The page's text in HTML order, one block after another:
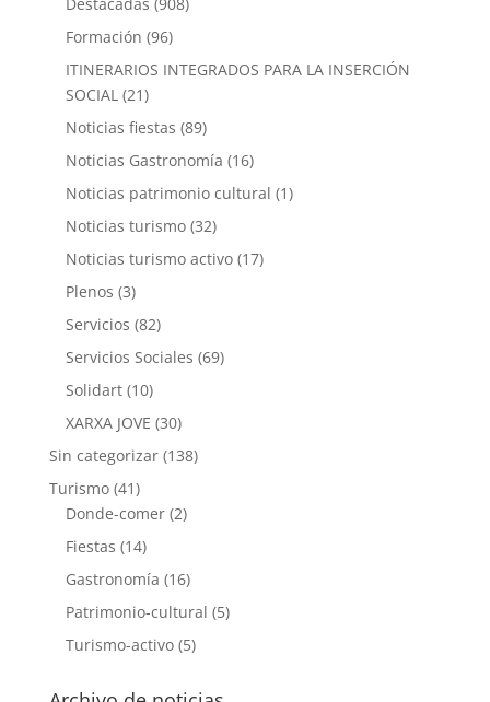
Formación (96)
ITINERARIOS INTEGRADOS PARA LA INSERCIÓN
SOCIAL (21)
Noticias fiestas (89)
Noticias Gastronomía (16)
Noticias patrimonio cultural (1)
Noticias turismo(32)
Noticias turismo activo(17)
Plenos (3)
Servicios (82)
Servicios Sociales (69)
Solidart(10)
XARXA JOVE (30)
Sin categorizar(138)
Turismo(41)
Donde-comer(2)
Fiestas (14)
Gastronomía (16)
Patrimonio-cultural (5)
Turismo-activo(5)